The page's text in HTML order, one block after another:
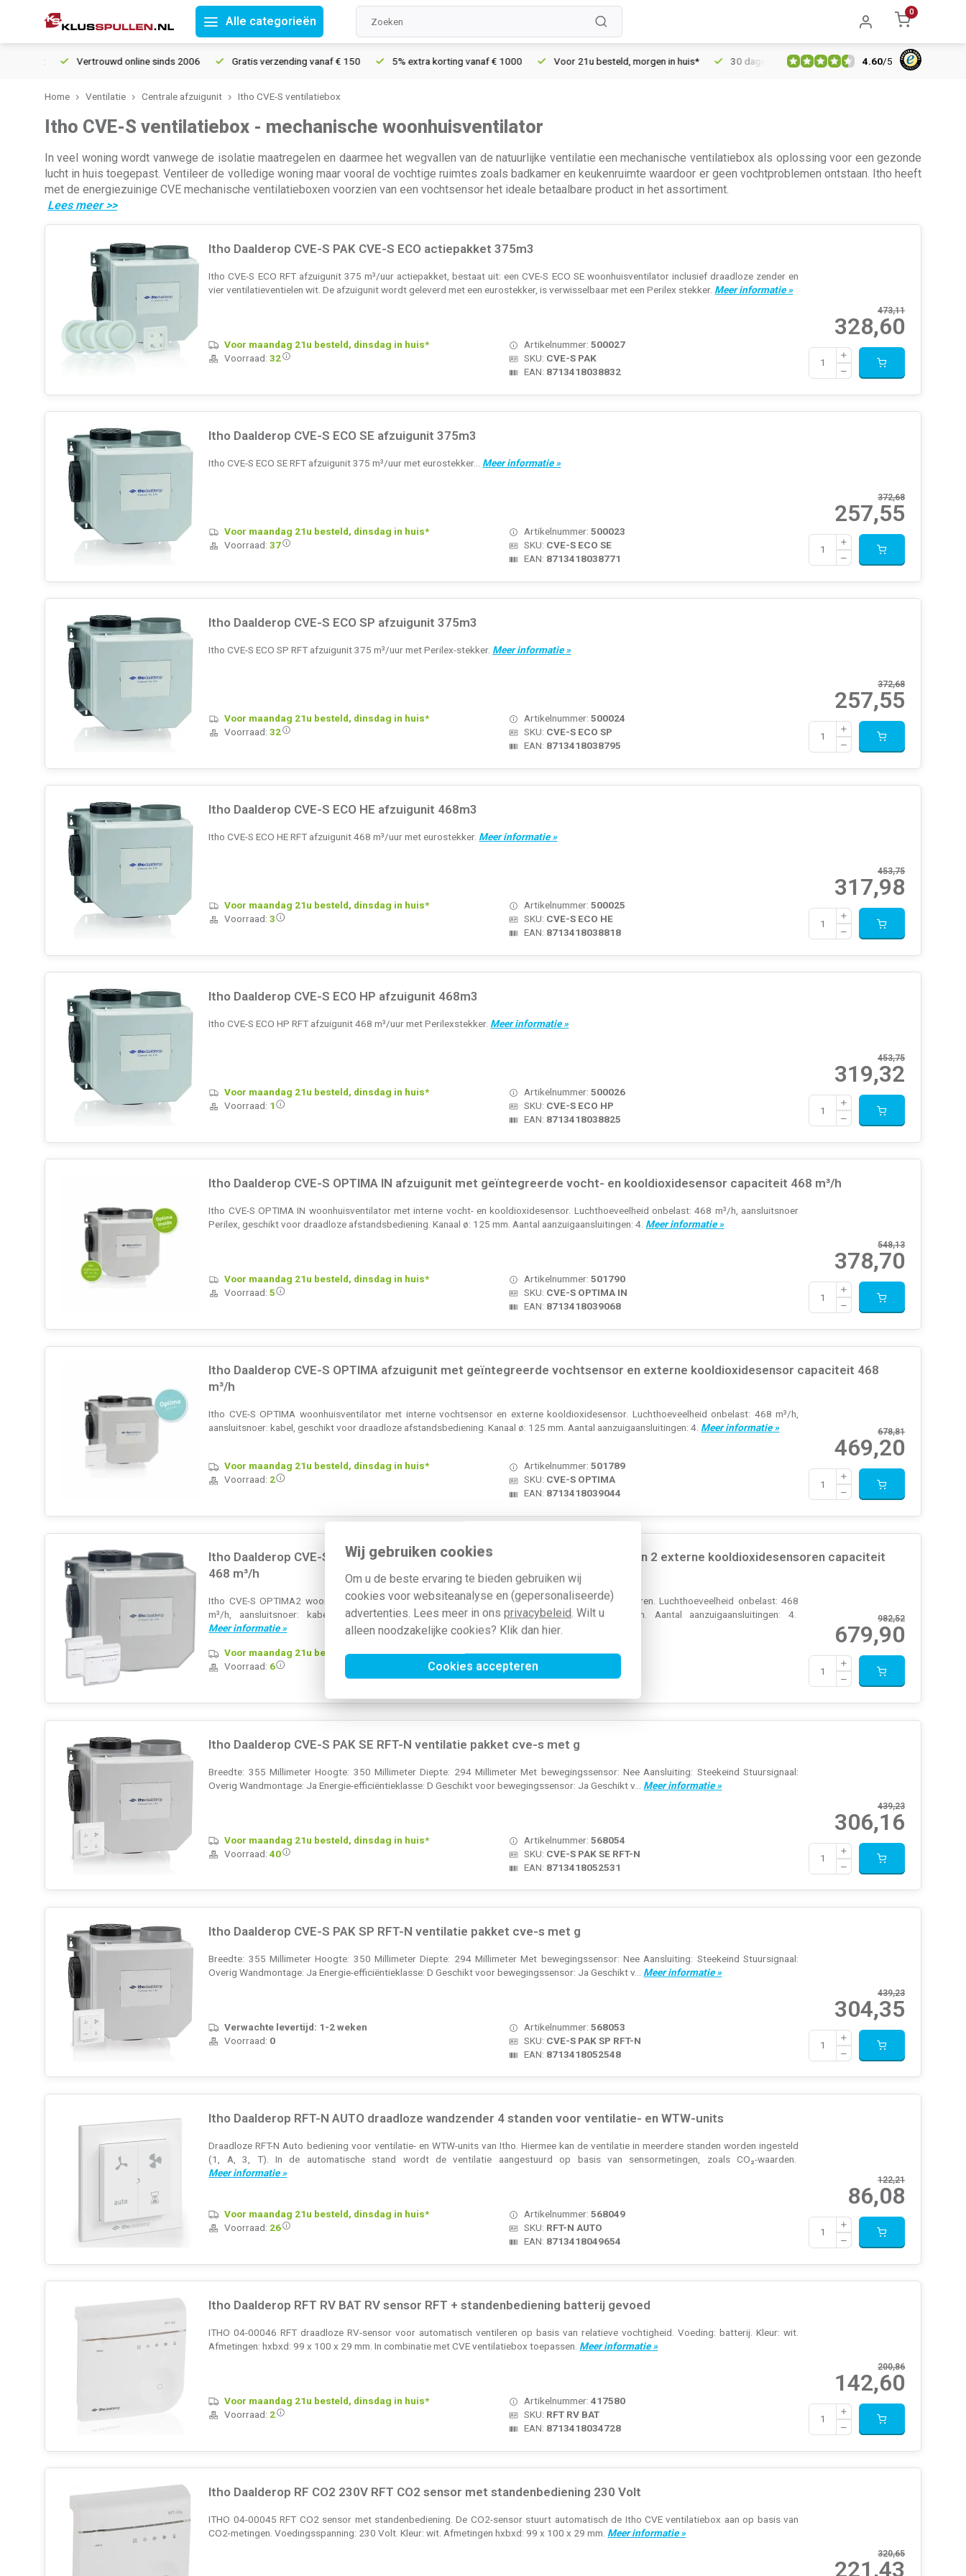
Wij gebruiken cookies
Om u de beste ervaring te bieden gebruiken wij
cookies voor websiteanalyse en (gepersonaliseerde)
advertenties. Lees meer in ons privacybeleid. Wilt u
alleen noodzakelijke cookies? Klik dan hier.
Cookies accepteren
Alle categorieën
0
Vertrouwd online sinds 2006 Gratis verzending vanaf € 150 5% extra korting vanaf € 1000 Voor 21u besteld, morgen in huis* 30 dagen retourrecht Vertrouwd online sinds 2006
4.60/5
Home Ventilatie Centrale afzuigunit Itho CVE-S ventilatiebox
Itho CVE-S ventilatiebox - mechanische woonhuisventilator
In veel woning wordt vanwege de isolatie maatregelen en daarmee het wegvallen van de natuurlijke ventilatie een mechanische ventilatiebox als oplossing voor een gezonde
lucht in huis toegepast. Ventileer de volledige woning maar vooral de vochtige ruimtes zoals badkamer en keukenruimte waardoor er geen vochtproblemen ontstaan. Itho heeft
met de energiezuinige CVE mechanische ventilatieboxen voorzien van een vochtsensor het ideale betaalbare product in het assortiment.
Lees meer>>
Itho Daalderop CVE-S PAK CVE-S ECO actiepakket 375m3
Itho CVE-S ECO RFT afzuigunit 375 m³/uur actiepakket, bestaat uit: een CVE-S ECO SE woonhuisventilator inclusief draadloze zender en
vier ventilatieventielen wit. De afzuigunit wordt geleverd met een eurostekker, is verwisselbaar met een Perilex stekker. Meer informatie »
473,11
328,60
Artikelnummer:500027
SKU: CVE-S PAK
EAN: 8713418038832
Voor maandag 21u besteld, dinsdag in huis*
Voorraad: 32
Itho Daalderop CVE-S ECO SE afzuigunit 375m3
Itho CVE-S ECO SE RFT afzuigunit 375 m³/uur met eurostekker... Meer informatie »
372,68
257,55
Artikelnummer:500023
SKU: CVE-S ECO SE
EAN: 8713418038771
Voor maandag 21u besteld, dinsdag in huis*
Voorraad: 37
Itho Daalderop CVE-S ECO SP afzuigunit 375m3
Itho CVE-S ECO SP RFT afzuigunit 375 m³/uur met Perilex-stekker. Meer informatie »
372,68
257,55
Artikelnummer:500024
SKU: CVE-S ECO SP
EAN: 8713418038795
Voor maandag 21u besteld, dinsdag in huis*
Voorraad: 32
Itho Daalderop CVE-S ECO HE afzuigunit 468m3
Itho CVE-S ECO HE RFT afzuigunit 468 m³/uur met eurostekker. Meer informatie »
453,75
317,98
Artikelnummer:500025
SKU: CVE-S ECO HE
EAN: 8713418038818
Voor maandag 21u besteld, dinsdag in huis*
Voorraad: 3
Itho Daalderop CVE-S ECO HP afzuigunit 468m3
Itho CVE-S ECO HP RFT afzuigunit 468 m³/uur met Perilexstekker. Meer informatie »
453,75
319,32
Artikelnummer:500026
SKU: CVE-S ECO HP
EAN: 8713418038825
Voor maandag 21u besteld, dinsdag in huis*
Voorraad: 1
Itho Daalderop CVE-S OPTIMA IN afzuigunit met geïntegreerde vocht- en kooldioxidesensor capaciteit 468 m³/h
Itho CVE-S OPTIMA IN woonhuisventilator met interne vocht- en kooldioxidesensor. Luchthoeveelheid onbelast: 468 m³/h, aansluitsnoer
Perilex, geschikt voor draadloze afstandsbediening. Kanaal ø: 125 mm. Aantal aanzuigaansluitingen: 4. Meer informatie »
548,13
378,70
Artikelnummer:501790
SKU: CVE-S OPTIMA IN
EAN: 8713418039068
Voor maandag 21u besteld, dinsdag in huis*
Voorraad: 5
Itho Daalderop CVE-S OPTIMA afzuigunit met geïntegreerde vochtsensor en externe kooldioxidesensor capaciteit 468
m³/h
Itho CVE-S OPTIMA woonhuisventilator met interne vochtsensor en externe kooldioxidesensor. Luchthoeveelheid onbelast: 468 m³/h,
aansluitsnoer: kabel, geschikt voor draadloze afstandsbediening. Kanaal ø: 125 mm. Aantal aanzuigaansluitingen: 4. Meer informatie » 678,81
469,20
Artikelnummer:501789
SKU: CVE-S OPTIMA
EAN: 8713418039044
Voor maandag 21u besteld, dinsdag in huis*
Voorraad: 2
Itho Daalderop CVE-S OPTIMA2 afzuigunit met geïntegreerde vochtsensor en 2 externe kooldioxidesensoren capaciteit
468 m³/h
Itho CVE-S OPTIMA2 woonhuisventilator met interne vochtsensor en 2 externe kooldioxidesensoren. Luchthoeveelheid onbelast: 468
m³/h, aansluitsnoer: kabel, geschikt voor draadloze afstandsbediening. Kanaal ø: 125 mm. Aantal aanzuigaansluitingen: 4.
Meer informatie »
982,52
679,90
Artikelnummer:501824
SKU:
EAN:8713418041016
Voor maandag 21u besteld, dinsdag in huis*
Voorraad: 6
Itho Daalderop CVE-S PAK SE RFT-N ventilatie pakket cve-s met g
Breedte: 355 Millimeter Hoogte: 350 Millimeter Diepte: 294 Millimeter Met bewegingssensor: Nee Aansluiting: Steekeind Stuursignaal:
Overig Wandmontage: Ja Energie-efficiëntieklasse: D Geschikt voor bewegingssensor: Ja Geschikt v... Meer informatie »
439,23
306,16
Artikelnummer:568054
SKU: CVE-S PAK SE RFT-N
EAN: 8713418052531
Voor maandag 21u besteld, dinsdag in huis*
Voorraad: 40
Itho Daalderop CVE-S PAK SP RFT-N ventilatie pakket cve-s met g
Breedte: 355 Millimeter Hoogte: 350 Millimeter Diepte: 294 Millimeter Met bewegingssensor: Nee Aansluiting: Steekeind Stuursignaal:
Overig Wandmontage: Ja Energie-efficiëntieklasse: D Geschikt voor bewegingssensor: Ja Geschikt v... Meer informatie »
439,23
304,35
Artikelnummer:568053
SKU: CVE-S PAK SP RFT-N
EAN: 8713418052548
Verwachte levertijd: 1-2 weken
Voorraad: 0
Itho Daalderop RFT-N AUTO draadloze wandzender 4 standen voor ventilatie- en WTW-units
Draadloze RFT-N Auto bediening voor ventilatie- en WTW-units van Itho. Hiermee kan de ventilatie in meerdere standen worden ingesteld
(1, A, 3, T). In de automatische stand wordt de ventilatie aangestuurd op basis van sensormetingen, zoals CO₂-waarden.
Meer informatie »
122,21
86,08
Artikelnummer:568049
SKU: RFT-N AUTO
EAN: 8713418049654
Voor maandag 21u besteld, dinsdag in huis*
Voorraad: 26
Itho Daalderop RFT RV BAT RV sensor RFT + standenbediening batterij gevoed
ITHO 04-00046 RFT draadloze RV-sensor voor automatisch ventileren op basis van relatieve vochtigheid. Voeding: batterij. Kleur: wit.
Afmetingen: hxbxd: 99 x 100 x 29 mm. In combinatie met CVE ventilatiebox toepassen. Meer informatie »
200,86
142,60
Artikelnummer:417580
SKU: RFT RV BAT
EAN: 8713418034728
Voor maandag 21u besteld, dinsdag in huis*
Voorraad: 2
Itho Daalderop RF CO2 230V RFT CO2 sensor met standenbediening 230 Volt
ITHO 04-00045 RFT CO2 sensor met standenbediening. De CO2-sensor stuurt automatisch de Itho CVE ventilatiebox aan op basis van
CO2-metingen. Voedingsspanning: 230 Volt. Kleur: wit. Afmetingen hxbxd: 99 x 100 x 29 mm. Meer informatie »
320,65
221,43